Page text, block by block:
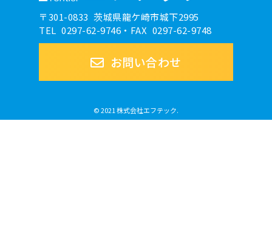
〒301-0833 茨城県龍ケ崎市城下2995
TEL 0297-62-9746・FAX 0297-62-9748
お問い合わせ
© 2021 株式会社エフテック.